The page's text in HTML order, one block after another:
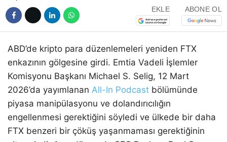
EKLE ABONE OL
ABD’de kripto para düzenlemeleri yeniden FTX
enkazının gölgesine girdi. Emtia Vadeli İşlemler
Komisyonu Başkanı Michael S. Selig, 12 Mart
2026’da yayımlanan All-In Podcast bölümünde
piyasa manipülasyonu ve dolandırıcılığın
engellenmesi gerektiğini söyledi ve ülkede bir daha
FTX benzeri bir çöküş yaşanmaması gerektiğinin